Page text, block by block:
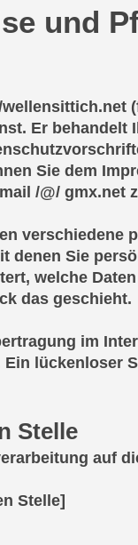
und
Er behandelt
Sie dem
/@/ gmx.net
verschiedene
denen Sie
welche
das geschieht.
im
lückenloser
Stelle
auf
Stelle]